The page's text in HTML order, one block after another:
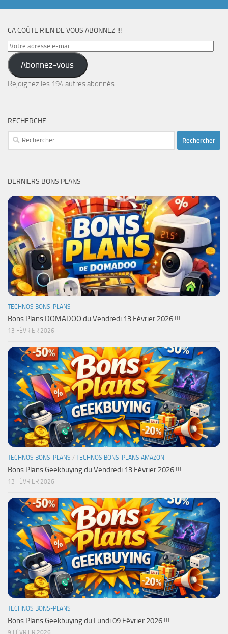
CA COÛTE RIEN DE VOUS ABONNEZ !!!
Votre
adresse
e-
mail
Abonnez-vous
Rejoignez les 194 autres abonnés
RECHERCHE
Rechercher :
DERNIERS BONS PLANS
TECHNOS BONS-PLANS
Bons Plans DOMADOO du Vendredi 13 Février 2026 !!!
13 FÉVRIER 2026
TECHNOS BONS-PLANS / TECHNOS BONS-PLANS AMAZON
Bons Plans Geekbuying du Vendredi 13 Février 2026 !!!
13 FÉVRIER 2026
TECHNOS BONS-PLANS
Bons Plans Geekbuying du Lundi 09 Février 2026 !!!
9 FÉVRIER 2026